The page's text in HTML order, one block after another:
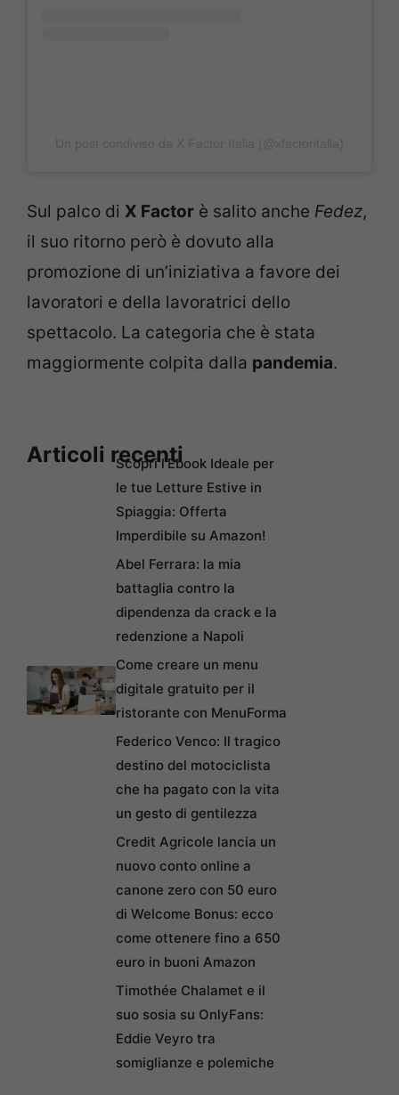
Sul palco di X Factor è salito anche Fedez,
il suo ritorno però è dovuto alla
promozione di un’iniziativa a favore dei
lavoratori e della lavoratrici dello
spettacolo. La categoria che è stata
maggiormente colpita dalla pandemia.
Articoli recentiScopri l’Ebook Ideale per
le tue Letture Estive in
Spiaggia: Offerta
Imperdibile su Amazon!
Abel Ferrara: la mia
battaglia contro la
dipendenza da crack e la
redenzione a Napoli
Come creare un menu
digitale gratuito per il
ristorante con MenuForma
Federico Venco: Il tragico
destino del motociclista
che ha pagato con la vita
un gesto di gentilezza
Credit Agricole lancia un
nuovo conto online a
canone zero con 50 euro
di Welcome Bonus: ecco
come ottenere fino a 650
euro in buoni Amazon
Timothée Chalamet e il
suo sosia su OnlyFans:
Eddie Veyro tra
somiglianze e polemiche